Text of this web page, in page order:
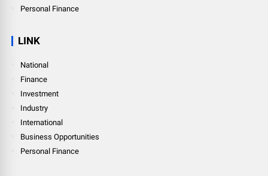
Personal Finance
LINK
National
Finance
Investment
Industry
International
Business Opportunities
Personal Finance